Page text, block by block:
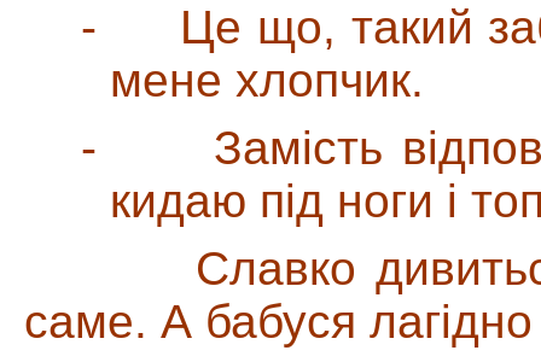
-
Це що, такий
мене хлопчик.
-
Замість
кидаю під ноги і
Славко дивиться
саме. А бабуся лагідно